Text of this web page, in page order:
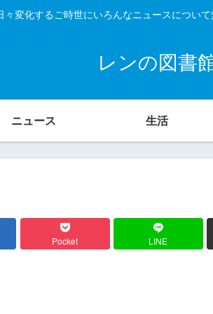
々変化するご時世にいろんなニュースについ
レンの図書
ニュース 生活
Pocket LINE